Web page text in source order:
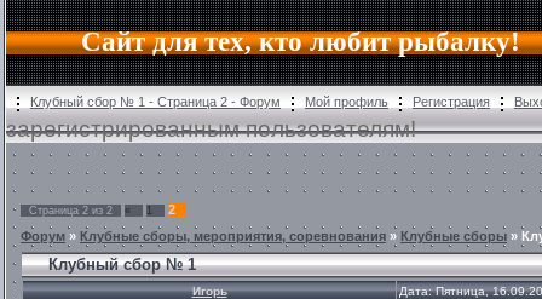
Сайт для тех, кто любит рыбалку!
Клубный сбор № 1 - Страница 2 - Форум Мой профиль Регистрация
зарегистрированным пользователям!
Страница 2 из 2 « 1
2
Форум » Клубные сборы, мероприятия, соревнования » Клубные сборы »
Клубный сбор № 1
Игорь Дата: Пятница,